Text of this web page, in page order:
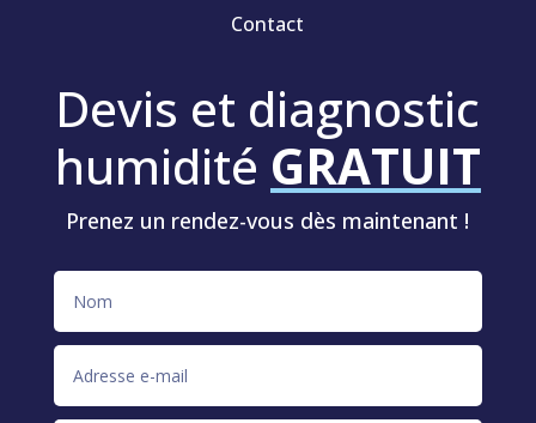
Contact
Devis et diagnostic
humidité GRATUIT
Prenez un rendez-vous dès maintenant !